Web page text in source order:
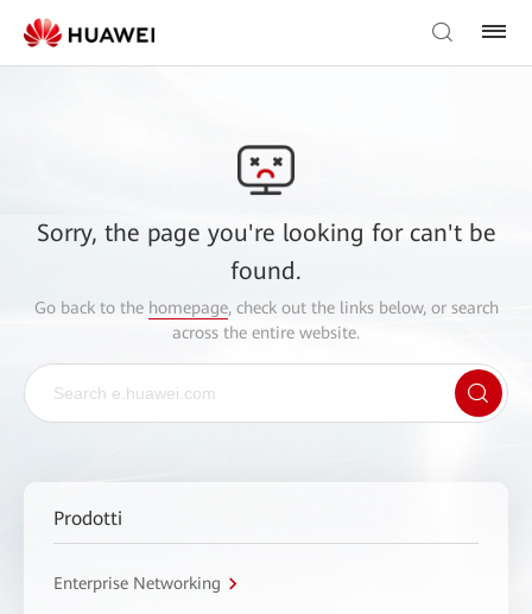
Sorry, the page you're looking for can't be
found.
Go back to the homepage, check out the links below, or search
across the entire website.
Prodotti
Enterprise Networking